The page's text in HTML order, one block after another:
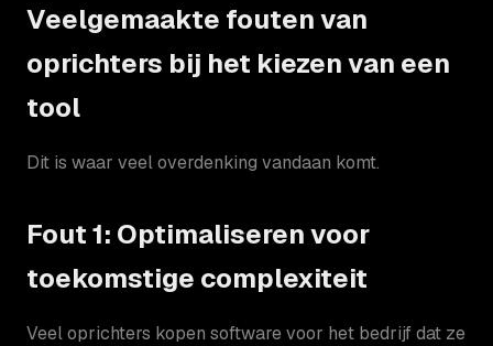
Veelgemaakte fouten van
oprichters bij het kiezen van een
tool
Dit is waar veel overdenking vandaan komt.
Fout 1: Optimaliseren voor
toekomstige complexiteit
Veel oprichters kopen software voor het bedrijf dat ze